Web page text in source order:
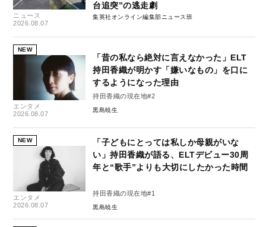
ニュース
2026.08.07
台追突”の逃走劇
集英社オンライン編集部ニュース班
NEW
エンタメ
2026.08.07
「昔の私なら絶対に言えなかった」ELT
持田香織が明かす「嫌いなもの」を口に
するようになった理由
持田香織の現在地#2
黒島暁生
NEW
エンタメ
2026.08.07
「子どもにとっては私しか母親がいな
い」持田香織が語る、ELTデビュー30周
年と“歌手”よりも大切にしたかった時間
持田香織の現在地#1
黒島暁生